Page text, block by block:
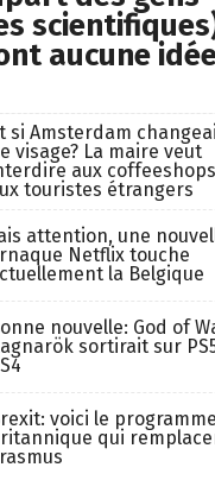
aucune
si Amsterdam
visage? La maire veut
aux coffeeshops
touristes étrangers
attention, une
Netflix touche
la Belgique
nouvelle: God of
sortirait sur
voici le programme
qui